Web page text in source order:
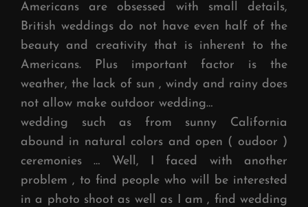
Americans are obsessed with small details,
British weddings do not have even half of the
beauty and creativity that is inherent to the
Americans. Plus important factor is the
weather, the lack of sun , windy and rainy does
not allow make outdoor wedding…
wedding such as from sunny California
abound in natural colors and open ( oudoor )
ceremonies … Well, I faced with another
problem , to find people who will be interested
in a photo shoot as well as I am , find wedding